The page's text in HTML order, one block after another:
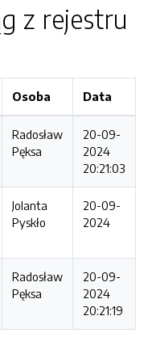
z rejestru
Osoba Data
Radosław
Pęksa
20-09-
2024
20:21:03
Jolanta
Pyskło
20-09-
2024
Radosław
Pęksa
20-09-
2024
20:21:19